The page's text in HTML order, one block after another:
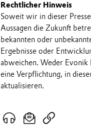
Rechtlicher Hinweis
Soweit wir in dieser
Aussagen die Zukunft
bekannten oder
Ergebnisse oder
abweichen. Weder
eine Verpflichtung, in
aktualisieren.